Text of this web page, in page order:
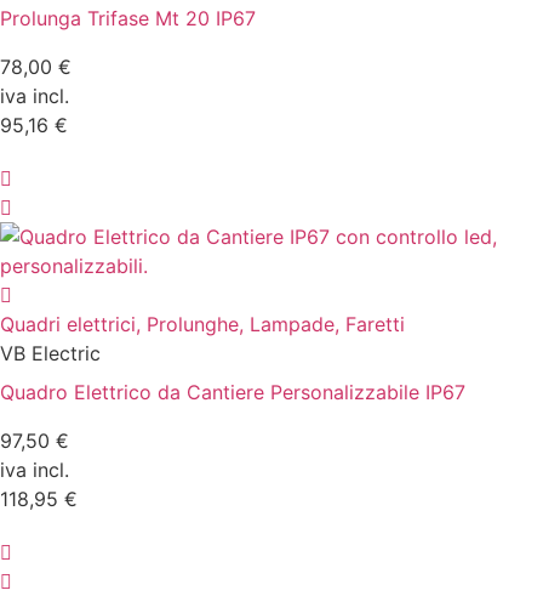
Prolunga Trifase Mt 20 IP67
78,00 €
iva incl.
95,16 €
Quadri elettrici, Prolunghe, Lampade, Faretti
VB Electric
Quadro Elettrico da Cantiere Personalizzabile IP67
97,50 €
iva incl.
118,95 €